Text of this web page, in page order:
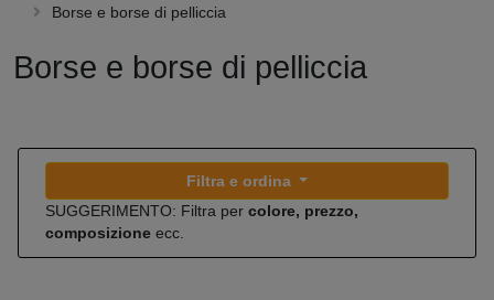
Borse e borse di pelliccia
Borse e borse di pelliccia
Filtra e ordina
SUGGERIMENTO: Filtra per colore, prezzo,
composizione ecc.